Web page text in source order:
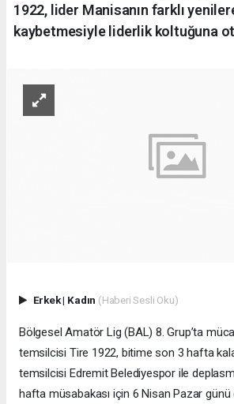
1922, lider Manisanın farklı
kaybetmesiyle liderlik koltuğuna
Erkek| Kadın (Haberi Sesli Oku)
Bölgesel Amatör Lig (BAL) 8. Grup’ta
temsilcisi Tire 1922, bitime son 3 hafta
temsilcisi Edremit Belediyespor ile
hafta müsabakası için 6 Nisan Pazar